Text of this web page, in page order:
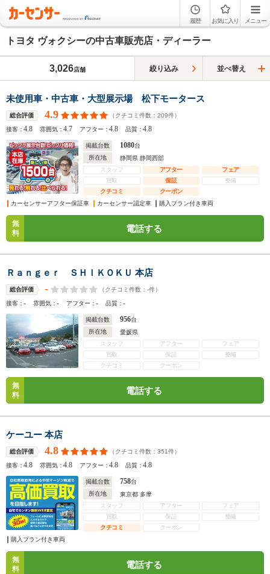
履歴 お気に入り メニュー
トヨタ ヴォクシーの中古車販売店・ディーラー
3,026店舗 絞り込み 並べ替え
未使用車・中古車・大型展示場 松下モータース
総合評価 4.9 （クチコミ件数： 209件）
接客：4.8 雰囲気：4.7 アフター：4.8 品質：4.8
掲載台数 1080台
所在地
静岡県 静岡西部
スタッフ
アフター
フェア
買取
保証
整備
クチコミ
クーポン
カーセンサーアフター保証車
カーセンサー認定車 購入プラン付き車両
無
料
電話する
Ｒａｎｇｅｒ ＳＨＩＫＯＫＵ 本店
総合評価 - （クチコミ件数： -件）
接客：- 雰囲気：- アフター：- 品質：-
掲載台数 956台
所在地
愛媛県
スタッフ
アフター
フェア
買取
保証
整備
クチコミ
クーポン
無
料
電話する
ケーユー 本店
総合評価 4.8 （クチコミ件数： 351件）
接客：4.8 雰囲気：4.8 アフター：4.8 品質：4.8
掲載台数 758台
所在地
東京都 多摩
スタッフ
アフター
フェア
買取
保証
整備
クチコミ
クーポン
購入プラン付き車両
無
料
電話する